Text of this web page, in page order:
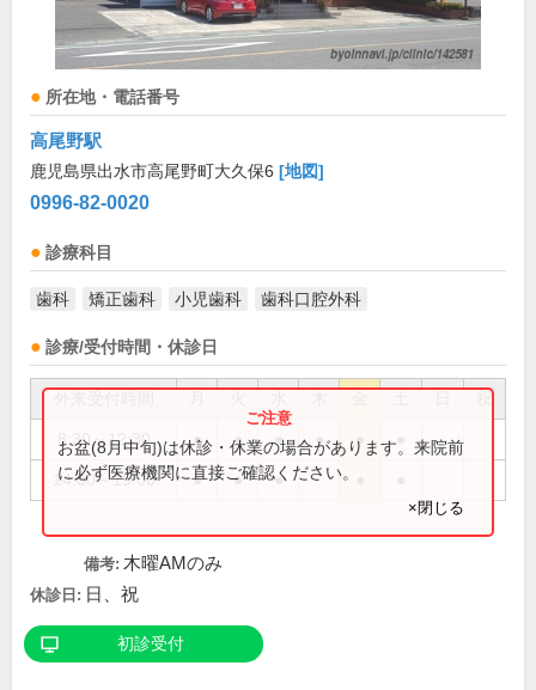
所在地・電話番号
高尾野駅
鹿児島県出水市高尾野町大久保6 [地図]
0996-82-0020
診療科目
歯科 矯正歯科 小児歯科 歯科口腔外科
診療/受付時間・休診日
祝
8:30～12:30 ● ● ● ● ●
14:00～19:00 ● ● ●
お盆(8月中旬)は休診・休業の場合があります。来院前
に必ず医療機関に直接ご確認ください。
×閉じる
備考: 木曜AMのみ
休診日: 日、祝
初診受付